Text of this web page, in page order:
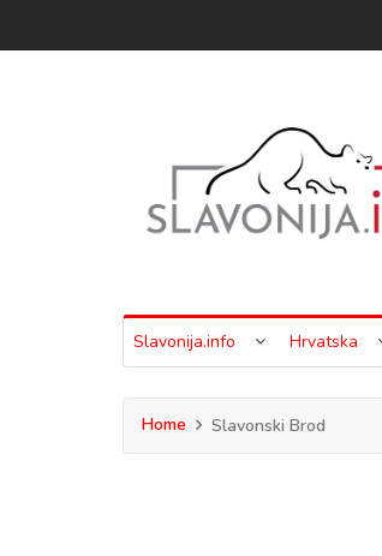
Slavonija.info Hrvatska
Home Slavonski Brod